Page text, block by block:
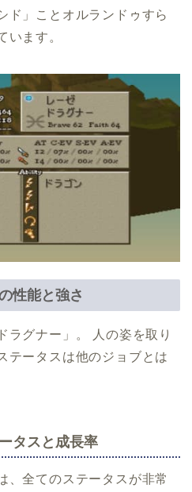
ド」ことオルランドゥすら
います。
性能と強さ
ラグナー」。 人の姿を取り
テータスは他のジョブとは
タスと成長率
、全てのステータスが非常